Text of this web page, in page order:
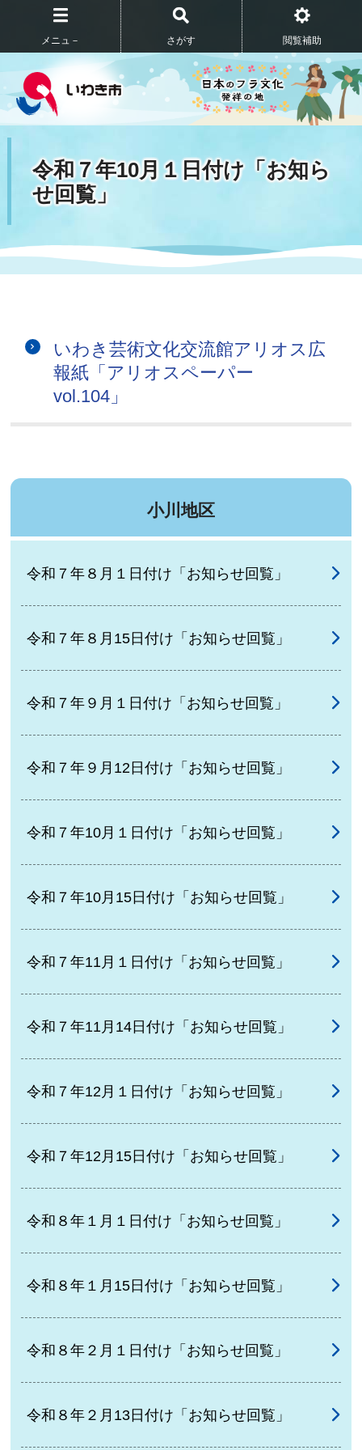
メニュ－ さがす 閲覧補助
令和７年10月１日付け「お知ら
せ回覧」
いわき芸術文化交流館アリオス広
報紙「アリオスペーパー
vol.104」
小川地区
令和７年８月１日付け「お知らせ回覧」
令和７年８月15日付け「お知らせ回覧」
令和７年９月１日付け「お知らせ回覧」
令和７年９月12日付け「お知らせ回覧」
令和７年10月１日付け「お知らせ回覧」
令和７年10月15日付け「お知らせ回覧」
令和７年11月１日付け「お知らせ回覧」
令和７年11月14日付け「お知らせ回覧」
令和７年12月１日付け「お知らせ回覧」
令和７年12月15日付け「お知らせ回覧」
令和８年１月１日付け「お知らせ回覧」
令和８年１月15日付け「お知らせ回覧」
令和８年２月１日付け「お知らせ回覧」
令和８年２月13日付け「お知らせ回覧」